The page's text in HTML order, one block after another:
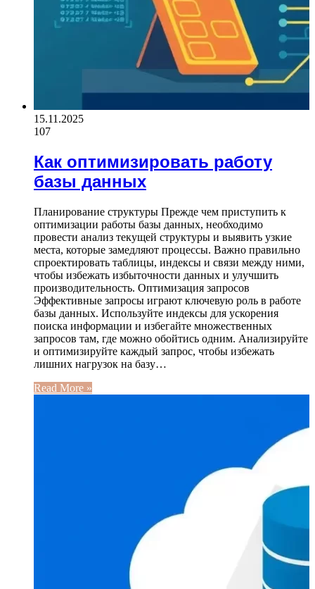
15.11.2025
107
Как оптимизировать работу
базы данных
Планирование структуры Прежде чем приступить к
оптимизации работы базы данных, необходимо
провести анализ текущей структуры и выявить узкие
места, которые замедляют процессы. Важно правильно
спроектировать таблицы, индексы и связи между ними,
чтобы избежать избыточности данных и улучшить
производительность. Оптимизация запросов
Эффективные запросы играют ключевую роль в работе
базы данных. Используйте индексы для ускорения
поиска информации и избегайте множественных
запросов там, где можно обойтись одним. Анализируйте
и оптимизируйте каждый запрос, чтобы избежать
лишних нагрузок на базу…
Read More »